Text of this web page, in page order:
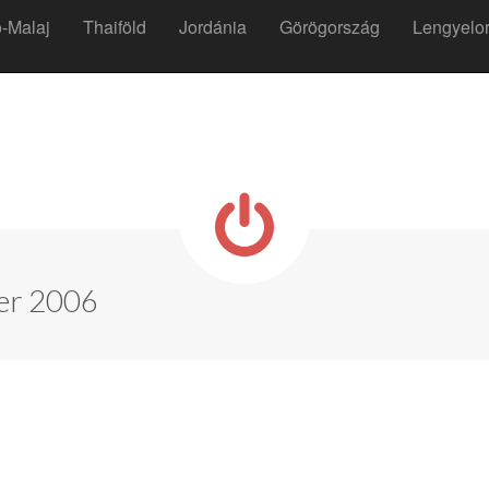
Malaj Thaiföld Jordánia Görögország
2006